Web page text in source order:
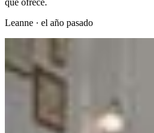
Leanne · el año pasado